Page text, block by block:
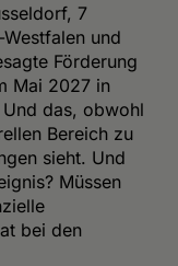
7
und
Förderung
Mai 2027 in
das, obwohl
Bereich zu
sieht. Und
Müssen
bei den